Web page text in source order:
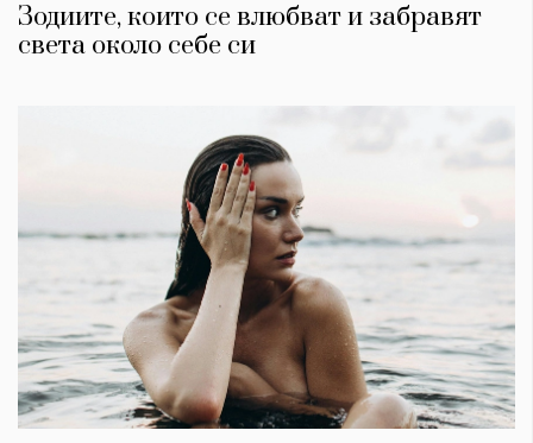
Зодиите, които се влюбват и забравят
света около себе си